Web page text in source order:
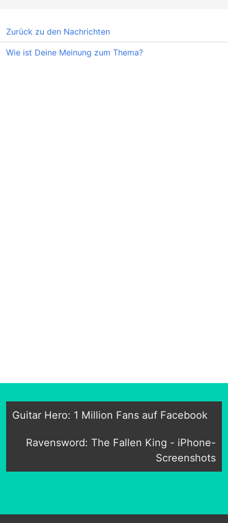
Zurück zu den Nachrichten
Wie ist Deine Meinung zum Thema?
Guitar Hero: 1 Million Fans auf Facebook
Ravensword: The Fallen King - iPhone-
Screenshots